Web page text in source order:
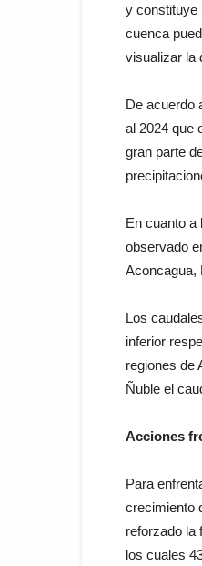
y constituye
cuenca
visualizar la
De acuerdo
al 2024 que
gran parte
En cuanto a
observado
Aconcagua,
Los
inferior
regiones de
Ñuble el
Acciones
Para
crecimiento
reforzado la
los cuales